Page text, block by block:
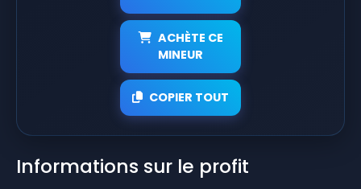
ACHÈTE CE
MINEUR
COPIER TOUT
Informations sur le profit